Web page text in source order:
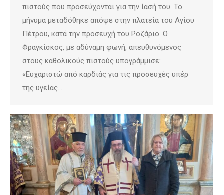
πιστούς που προσεύχονται για την ίασή του. Το
μήνυμα μεταδόθηκε απόψε στην πλατεία του Αγίου
Πέτρου, κατά την προσευχή του Ροζάριο. Ο
Φραγκίσκος, με αδύναμη φωνή, απευθυνόμενος
στους καθολικούς πιστούς υπογράμμισε:
«Ευχαριστώ από καρδιάς για τις προσευχές υπέρ
της υγείας…